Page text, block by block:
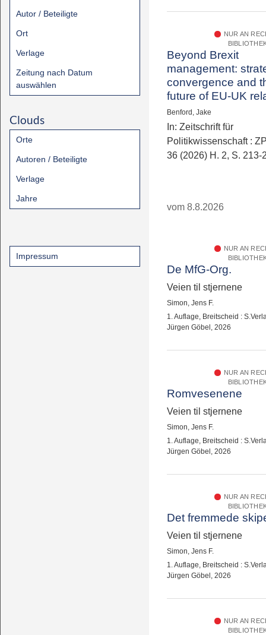
Autor / Beteiligte
Ort
Verlage
Zeitung nach Datum
auswählen
Clouds
Orte
Autoren / Beteiligte
Verlage
Jahre
Impressum
NUR AN
Beyond Brexit
management:
convergence and
future of EU-UK
Benford, Jake
In: Zeitschrift für
Politikwissenschaft :
36 (2026) H. 2, S. 213-
vom 8.8.2026
NUR AN
De MfG-Org.
Veien til stjernene
Simon, Jens F.
1. Auflage, Breitscheid :
Jürgen Göbel, 2026
NUR AN
Romvesenene
Veien til stjernene
Simon, Jens F.
1. Auflage, Breitscheid :
Jürgen Göbel, 2026
NUR AN
Det fremmede
Veien til stjernene
Simon, Jens F.
1. Auflage, Breitscheid :
Jürgen Göbel, 2026
NUR AN